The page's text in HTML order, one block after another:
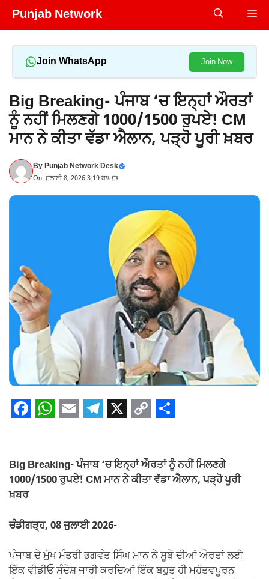
Skip
Punjab Network
Join WhatsApp Join Now
Big Breaking- ਪੰਜਾਬ ‘ਚ ਇਨ੍ਹਾਂ ਔਰਤਾਂ
ਨੂੰ ਨਹੀਂ ਮਿਲਣਗੇ 1000/1500 ਰੁਪਏ! CM
ਮਾਨ ਨੇ ਕੀਤਾ ਵੱਡਾ ਐਲਾਨ, ਪੜ੍ਹੋ ਪੂਰੀ ਖ਼ਬਰ
ByPunjab Network Desk
On: ਜੁਲਾਈ 8, 2026 3:19 ਬਾਃ ਦੁਃ
c
e
b
o
o
k
a
t
A
p
p
a
i
l
e
r
m
p
y
k
a
r
Big Breaking- ਪੰਜਾਬ ‘ਚ ਇਨ੍ਹਾਂ ਔਰਤਾਂ ਨੂੰ ਨਹੀਂ ਮਿਲਣਗੇ
1000/1500 ਰੁਪਏ! CM ਮਾਨ ਨੇ ਕੀਤਾ ਵੱਡਾ ਐਲਾਨ, ਪੜ੍ਹੋ ਪੂਰੀ
ਖ਼ਬਰ
ਚੰਡੀਗੜ੍ਹ, 08 ਜੁਲਾਈ 2026-
ਪੰਜਾਬ ਦੇ ਮੁੱਖ ਮੰਤਰੀ ਭਗਵੰਤ ਸਿੰਘ ਮਾਨ ਨੇ ਸੂਬੇ ਦੀਆਂ ਔਰਤਾਂ ਲਈ
ਇੱਕ ਵੀਡੀਓ ਸੰਦੇਸ਼ ਜਾਰੀ ਕਰਦਿਆਂ ਇੱਕ ਬਹੁਤ ਹੀ ਮਹੱਤਵਪੂਰਨ